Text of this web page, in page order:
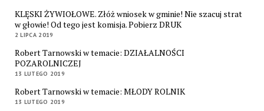
KLĘSKI ŻYWIOŁOWE. Złóż wniosek w gminie! Nie szacuj strat
w głowie! Od tego jest komisja. Pobierz DRUK
2 LIPCA 2019
Robert Tarnowski w temacie: DZIAŁALNOŚCI
POZAROLNICZEJ
13 LUTEGO 2019
Robert Tarnowski w temacie: MŁODY ROLNIK
13 LUTEGO 2019